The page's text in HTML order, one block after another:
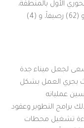
الأول بالمنطقة،
بطاقة استيعابية تصل إلى 130 مليون طن، و (62) رصيفاً، و (4)
لجعل ميناء جدة
عالمياً، حيث يجري العمل بشكل
عملياته
برامج التطوير وعقود
كفاءة تشغيل محطات